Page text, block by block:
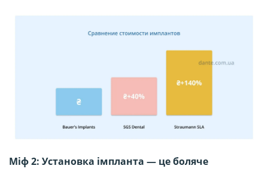
імплантів Bauer’s Implants та
швейцарських аналогів
Міф 2: Установка імпланта — це боляче